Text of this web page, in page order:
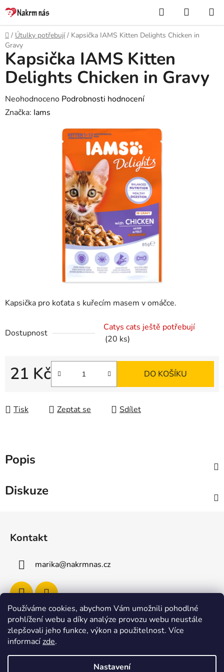
Používáme cookies, abychom Vám umožnili pohodlné
prohlížení webu a díky analýze provozu webu neustále
zlepšovali jeho funkce, výkon a použitelnost. Více
informacízde.
Nastavení
Přejít
na
obsah
Hledat
KOŠÍK
Domů
/ Útulky potřebují / Kapsička IAMS Kitten Delights Chicken in
Gravy
Kapsička pro koťata s kuřecím masem v omáčce.
Dostupnost
Catys cats ještě potřebují
(20 ks)
21 Kč
Měrná cena:
DO KOŠÍKU
Tisk Zeptat se Sdílet
Kapsička IAMS Kitten
Delights Chicken in Gravy
Průměrné
hodnocení
Neohodnoceno Podrobnosti hodnocení
Značka: Iams
Popis
Diskuze
Kontakt
marika@nakrmnas.cz
Facebook